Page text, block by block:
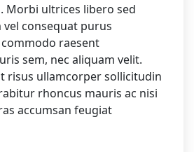
Morbi ultrices libero sed
consequat purus
raesent
sem, nec aliquam velit.
risus ullamcorper sollicitudin
rhoncus mauris ac nisi
accumsan feugiat